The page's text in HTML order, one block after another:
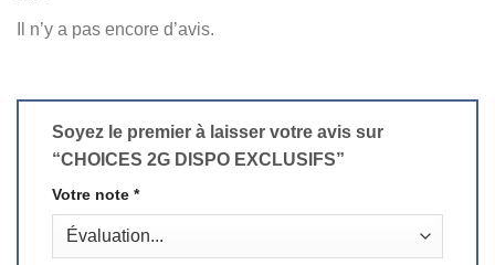
Il n’y a pas encore d’avis.
Soyez le premier à laisser votre avis sur
“CHOICES 2G DISPO EXCLUSIFS”
Votre note *